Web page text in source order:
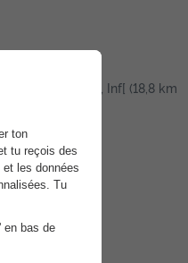
de Lagorce) | [1, Inf[ (18,8 km